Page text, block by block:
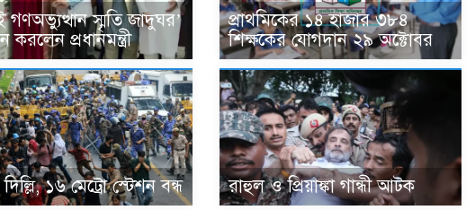
গণঅভ্যুত্থান স্মৃতি জাদুঘর’
করলেন প্রধানমন্ত্রী
প্রাথমিকের ১৪ হাজার ৩৮৪
শিক্ষকের যোগদান ২৯ অক্টোবর
১৬ মেট্রো স্টেশন বন্ধ রাহুল ও প্রিয়াঙ্কা গান্ধী আটক